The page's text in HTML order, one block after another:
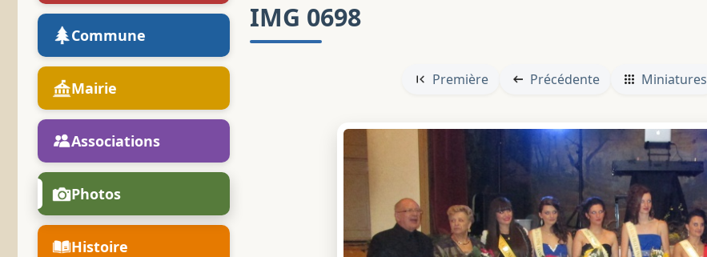
Commune
Mairie
Associations
Photos
Histoire
IMG 0698
Première Précédente Miniatures